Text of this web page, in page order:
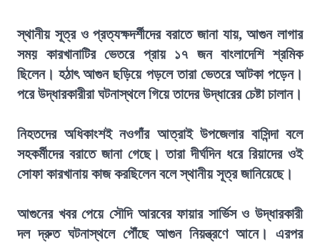
স্থানীয় সূত্র ও প্রত্যক্ষদর্শীদের বরাতে জানা যায়, আগুন লাগার
সময় কারখানাটির ভেতরে প্রায় ১৭ জন বাংলাদেশি শ্রমিক
ছিলেন। হঠাৎ আগুন ছড়িয়ে পড়লে তারা ভেতরে আটকা পড়েন।
পরে উদ্ধারকারীরা ঘটনাস্থলে গিয়ে তাদের উদ্ধারের চেষ্টা চালান।
নিহতদের অধিকাংশই নওগাঁর আত্রাই উপজেলার বাসিন্দা বলে
সহকর্মীদের বরাতে জানা গেছে। তারা দীর্ঘদিন ধরে রিয়াদের ওই
সোফা কারখানায় কাজ করছিলেন বলে স্থানীয় সূত্র জানিয়েছে।
আগুনের খবর পেয়ে সৌদি আরবের ফায়ার সার্ভিস ও উদ্ধারকারী
দল দ্রুত ঘটনাস্থলে পৌঁছে আগুন নিয়ন্ত্রণে আনে। এরপর